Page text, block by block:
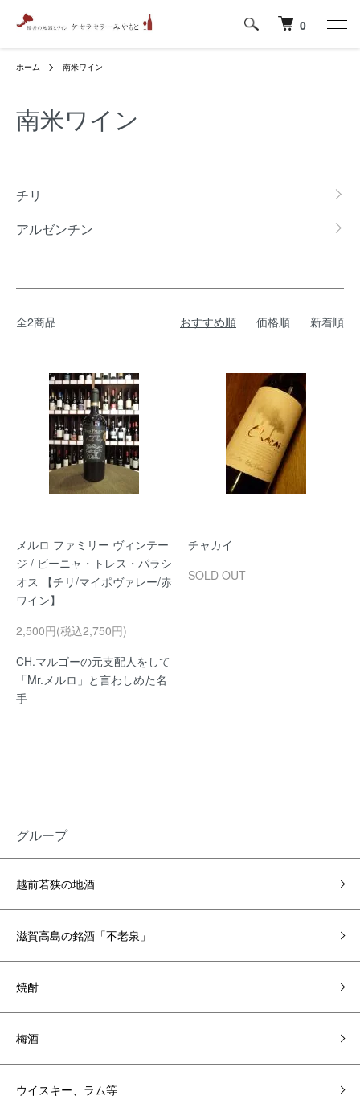
0
ホーム 南米ワイン
南米ワイン
チリ
アルゼンチン
全2商品 おすすめ順 価格順 新着順
メルロ ファミリー ヴィンテー
ジ / ビーニャ・トレス・パラシ
オス 【チリ/マイポヴァレー/赤
ワイン】
2,500円(税込2,750円)
CH.マルゴーの元支配人をして
「Mr.メルロ」と言わしめた名
手
チャカイ
SOLD OUT
グループ
越前若狭の地酒
滋賀高島の銘酒「不老泉」
焼酎
梅酒
ウイスキー、ラム等